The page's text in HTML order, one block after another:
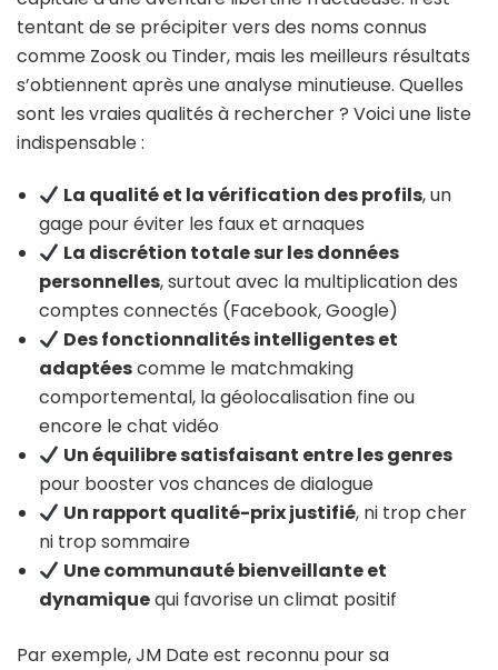
tentant de se précipiter vers des noms connus
comme Zoosk ou Tinder, mais les meilleurs résultats
s’obtiennent après une analyse minutieuse. Quelles
sont les vraies qualités à rechercher ? Voici une liste
indispensable :
La qualité et la vérification des profils, un
gage pour éviter les faux et arnaques
La discrétion totale sur les données
personnelles, surtout avec la multiplication des
comptes connectés (Facebook, Google)
Des fonctionnalités intelligentes et
adaptéescomme le matchmaking
comportemental, la géolocalisation fine ou
encore le chat vidéo
Un équilibre satisfaisant entre les genres
pour booster vos chances de dialogue
Un rapport qualité-prix justifié, ni trop cher
ni trop sommaire
Une communauté bienveillante et
dynamiquequi favorise un climat positif
Par exemple, JM Date est reconnu pour sa